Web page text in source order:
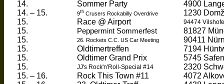
14. Sommer Party 4900
14. – 15.
9th Crusers Rockabilly Overdrive 1230
15.
Race @ Airport 94474
15. Peppermint Sommerfest
81827
15.
26. Rockets C.C. US Car Meeting
90411
15.
Oldtimertreffen 7194
15.
Oldtimer Grand Prix 5745
15.
JJ's Rock'n'Roll-Special #14 2320
15. – 16.
Rock This Town #11 4072